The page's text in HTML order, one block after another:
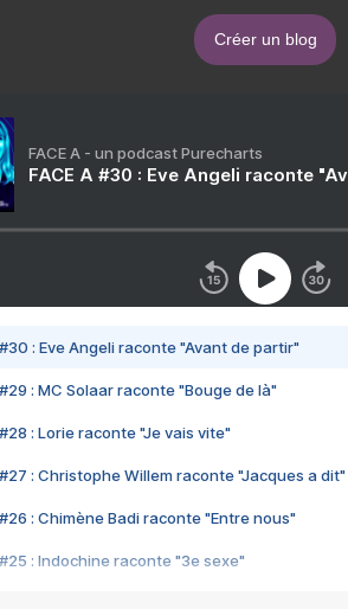
Créer un blog
FACE A - un podcast Purecharts
FACE A #30 : Eve Angeli raconte
#30 : Eve Angeli raconte "Avant de partir"
#29 : MC Solaar raconte "Bouge de là"
#28 : Lorie raconte "Je vais vite"
#27 : Christophe Willem raconte "Jacques a dit"
#26 : Chimène Badi raconte "Entre nous"
#25 : Indochine raconte "3e sexe"